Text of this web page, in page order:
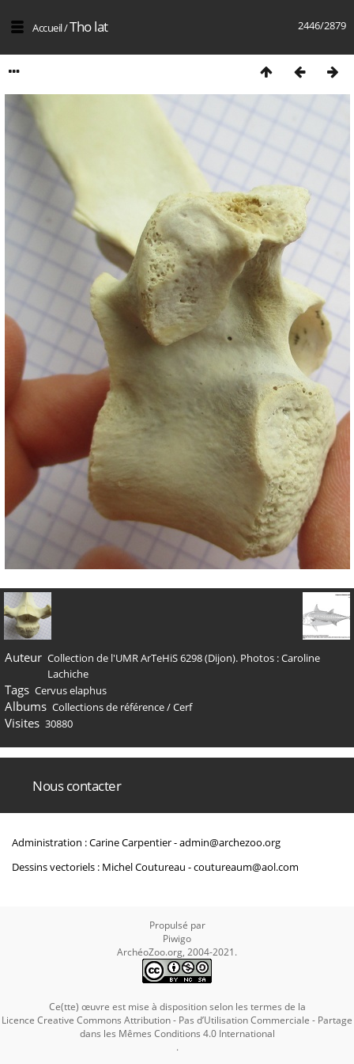
2446/2879
Accueil/Tho lat
Auteur Collection de l'UMR ArTeHiS 6298 (Dijon). Photos : Caroline
Lachiche
Tags Cervus elaphus
Albums Collections de référence/Cerf
Visites 30880
Nous contacter
Administration : Carine Carpentier -admin@archezoo.org
Dessins vectoriels : Michel Coutureau -coutureaum@aol.com
Propulsé par
Piwigo
ArchéoZoo.org, 2004-2021.
Ce(tte) œuvre est mise à disposition selon les termes de la
Licence Creative Commons Attribution - Pas d’Utilisation Commerciale - Partage
dans les Mêmes Conditions 4.0 International
.